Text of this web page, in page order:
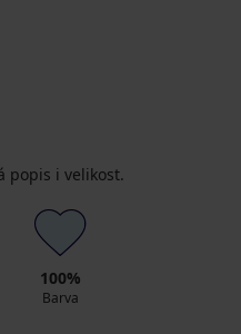
popis i velikost.
100%
Barva